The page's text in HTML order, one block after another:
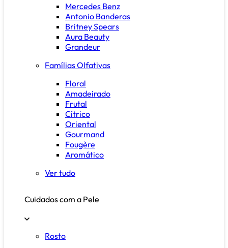
Mercedes Benz
Antonio Banderas
Britney Spears
Aura Beauty
Grandeur
Famílias Olfativas
Floral
Amadeirado
Frutal
Cítrico
Oriental
Gourmand
Fougère
Aromático
Ver tudo
Cuidados com a Pele
Rosto